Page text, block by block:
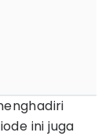
ini juga